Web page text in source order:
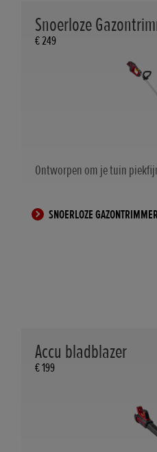
Snoerloze
€ 249
Ontworpen om je tuin
SNOERLOZE
Accu bladblazer
€ 199